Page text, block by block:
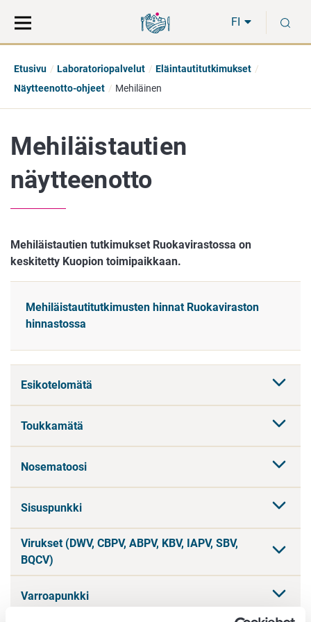
suoraan
sisältöön
koko
sivuston
FI
Etusivu Laboratoriopalvelut
Eläintautitutkimukset
Näytteenotto-ohjeet
Mehiläinen
Mehiläistautien
näytteenotto
Mehiläistautien tutkimukset Ruokavirastossa on
keskitetty Kuopion toimipaikkaan.
Mehiläistautitutkimusten hinnat Ruokaviraston
hinnastossa
Esikotelomätä
Toukkamätä
Nosematoosi
Sisuspunkki
Virukset (DWV, CBPV, ABPV, KBV, IAPV, SBV,
BQCV)
Varroapunkki